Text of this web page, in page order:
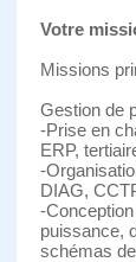
Votre
Missions
Gestion de
-Prise en
ERP,
-
DIAG,
-
puissance,
schémas